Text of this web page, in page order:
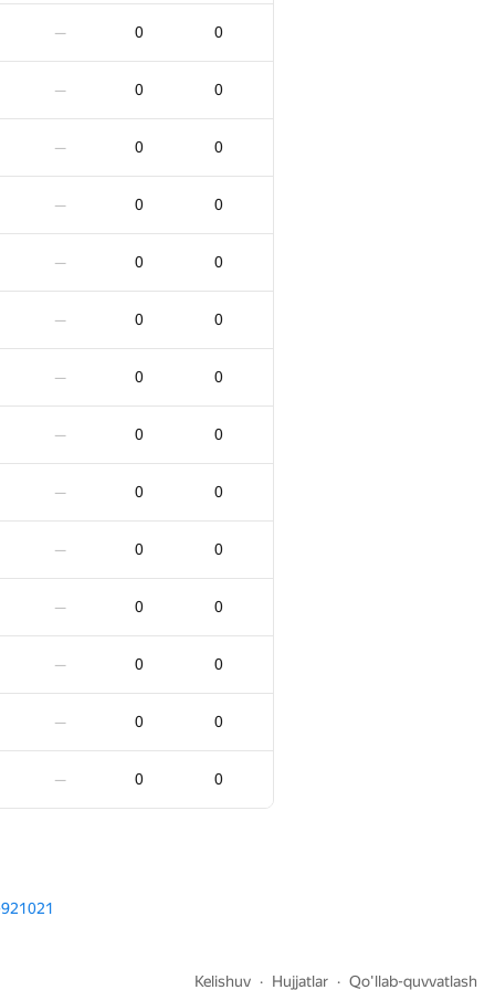
— 0 0
— 0 0
— 0 0
— 0 0
— 0 0
— 0 0
— 0 0
— 0 0
— 0 0
— 0 0
— 0 0
— 0 0
— 0 0
— 0 0
0 0
0 0
0 0
0 0
0 0
0 0
0 0
0 0
0 0
0 0
0 0
0 0
0 0
0 0
Kelishuv Hujjatlar Qo'llab-quvvatlash